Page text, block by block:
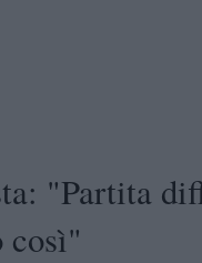
"Partita
così"